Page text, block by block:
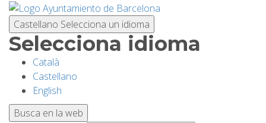
Castellano Selecciona un idioma
Selecciona idioma
Català
Castellano
English
Busca en la web
Pasar
contenido
principal
PLANIFICA TU VISITA
BIODIVERSIDAD